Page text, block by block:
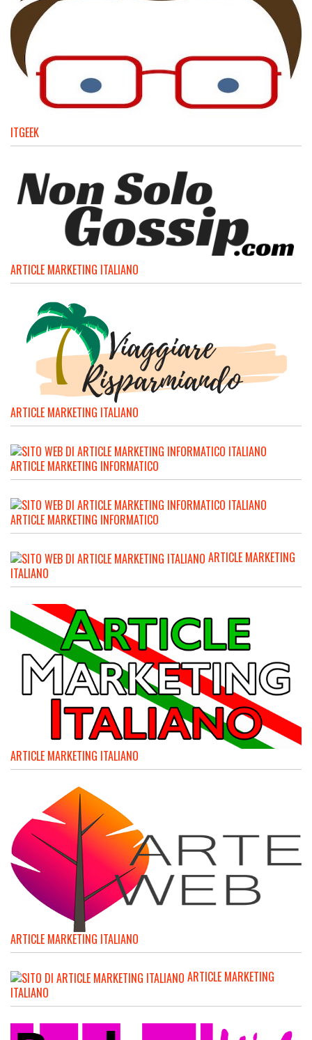
ITGEEK
ARTICLE MARKETING ITALIANO
ARTICLE MARKETING ITALIANO
ARTICLE MARKETING INFORMATICO
ARTICLE MARKETING INFORMATICO
ARTICLE MARKETING
ITALIANO
ARTICLE MARKETING ITALIANO
ARTICLE MARKETING ITALIANO
ARTICLE MARKETING
ITALIANO